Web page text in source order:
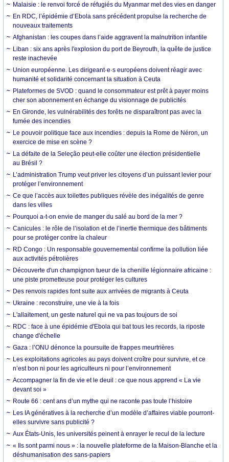
Malaisie : le renvoi forcé de réfugiés du Myanmar met des vies en danger
En RDC, l’épidémie d’Ebola sans précédent propulse la recherche de
nouveaux traitements
Afghanistan : les coupes dans l’aide aggravent la malnutrition infantile
Liban : six ans après l'explosion du port de Beyrouth, la quête de justice
reste inachevée
Union européenne. Les dirigeant·e·s européens doivent réagir avec
humanité et solidarité concernant la situation à Ceuta
Plateformes de SVOD : quand le consommateur est prêt à payer moins
cher son abonnement en échange du visionnage de publicités
En Gironde, les vulnérabilités des forêts ne disparaîtront pas avec la
fumée des incendies
Le pouvoir politique face aux incendies : depuis la Rome de Néron, un
exercice de mise en scène ?
La défaite de la Seleção peut-elle coûter une élection présidentielle
au Brésil ?
L’administration Trump veut priver les citoyens d’un puissant levier pour
protéger l’environnement
Ce que l’accès aux toilettes publiques révèle des inégalités de genre
dans les villes
Pourquoi a-t-on envie de manger du salé au bord de la mer ?
Canicules : le rôle de l’isolation et de l’inertie thermique des bâtiments
pour se protéger contre la chaleur
RD Congo : Un responsable gouvernemental confirme la pollution liée
aux activités pétrolières
Découverte d'un champignon tueur de la chenille légionnaire africaine :
une piste prometteuse pour protéger les cultures
Des renvois rapides font suite aux arrivées de migrants à Ceuta
Ukraine : reconstruire, une vie à la fois
L'allaitement, un geste naturel qui ne va pas toujours de soi
RDC : face à une épidémie d'Ebola qui bat tous les records, la riposte
change d'échelle
Gaza : l’ONU dénonce la poursuite de frappes meurtrières
Les exploitations agricoles au pays doivent croître pour survivre, et ce
n’est bon ni pour les agriculteurs ni pour l’environnement
Accompagner la fin de vie et le deuil : ce que nous apprend « La vie
devant soi »
Route 66 : cent ans d’un mythe qui ne raconte pas toute l’histoire
Les IA génératives à la recherche d’un modèle d’affaires viable pourront-
elles survivre sans publicité ?
Aux États-Unis, les universités peinent à enrayer le recul de la lecture
« Ils sont parmi nous » : la nouvelle plateforme de la Maison-Blanche et la
déshumanisation des sans-papiers